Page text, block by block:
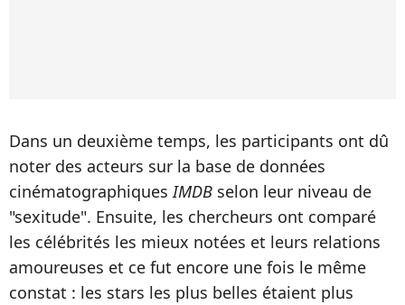
Dans un deuxième temps, les participants ont dû
noter des acteurs sur la base de données
cinématographiquesIMDB selon leur niveau de
"sexitude". Ensuite, les chercheurs ont comparé
les célébrités les mieux notées et leurs relations
amoureuses et ce fut encore une fois le même
constat : les stars les plus belles étaient plus